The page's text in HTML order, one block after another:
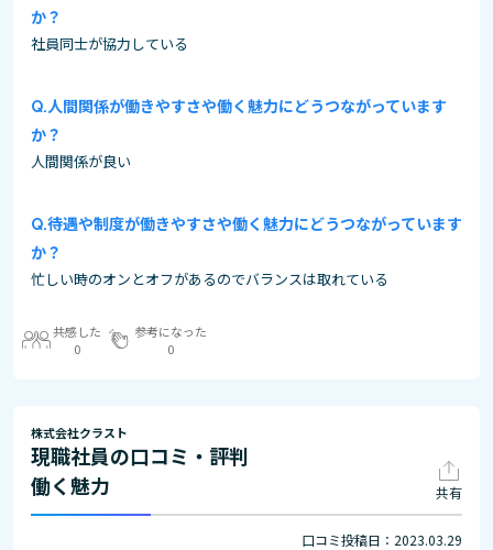
か？
社員同士が協力している
人間関係が働きやすさや働く魅力にどうつながっています
か？
人間関係が良い
待遇や制度が働きやすさや働く魅力にどうつながっています
か？
忙しい時のオンとオフがあるのでバランスは取れている
共感した
0
参考になった
0
株式会社クラスト
現職社員の口コミ・評判
働く魅力
共有
口コミ投稿日：2023.03.29